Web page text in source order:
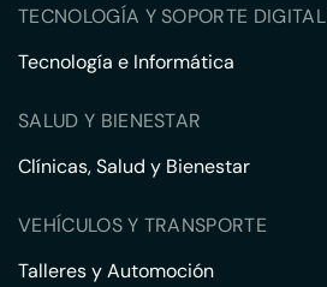
TECNOLOGÍA Y SOPORTE DIGITAL
Tecnología e Informática
SALUD Y BIENESTAR
Clínicas, Salud y Bienestar
VEHÍCULOS Y TRANSPORTE
Talleres y Automoción